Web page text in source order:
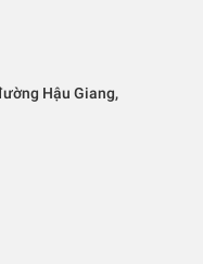
Hậu Giang,